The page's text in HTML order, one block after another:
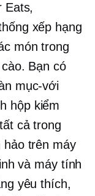
Eats,
xếp hạng
món trong
Bạn có
mục-với
hộp kiểm
cảtrong
hảo trên máy
và máy tính
yêu thích,